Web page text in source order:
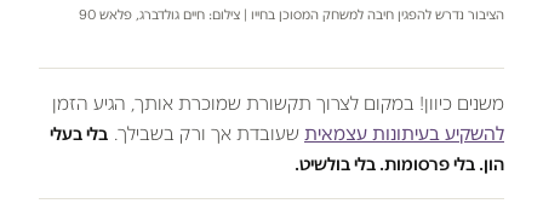
הציבור נדרש להפגין חיבה למשחק המסוכן בחייו | צילום: חיים גולדברג, פלאש 90
משנים כיוון! במקום לצרוך תקשורת שמוכרת אותך, הגיע הזמן
להשקיע בעיתונות עצמאית שעובדת אך ורק בשבילך. בלי בעלי
הון. בלי פרסומות. בלי בולשיט.